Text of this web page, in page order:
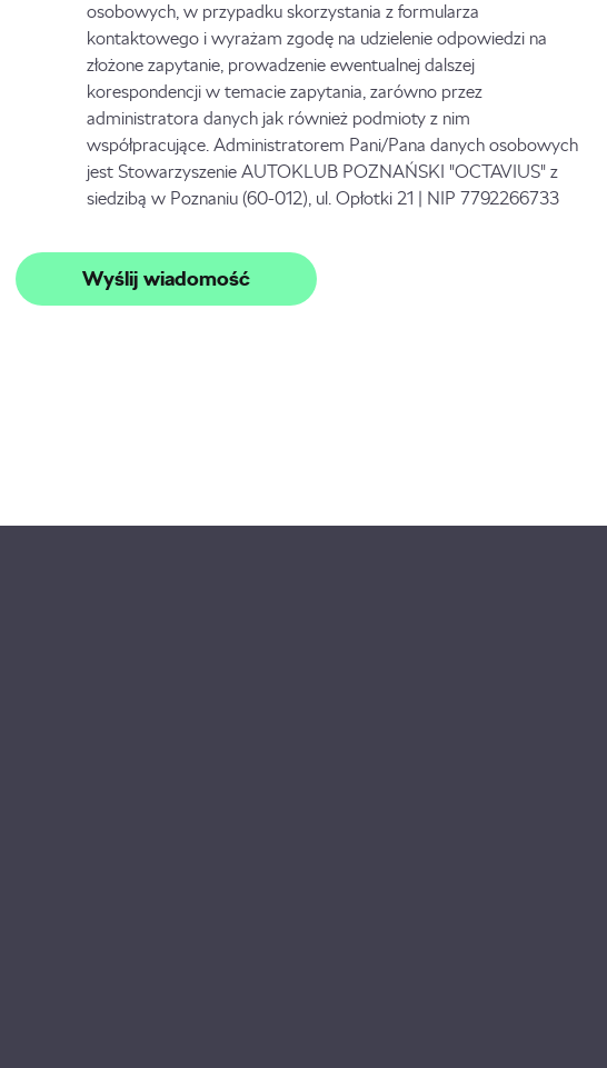
osobowych, w przypadku skorzystania z formularza
kontaktowego i wyrażam zgodę na udzielenie odpowiedzi na
złożone zapytanie, prowadzenie ewentualnej dalszej
korespondencji w temacie zapytania, zarówno przez
administratora danych jak również podmioty z nim
współpracujące. Administratorem Pani/Pana danych osobowych
jest Stowarzyszenie AUTOKLUB POZNAŃSKI "OCTAVIUS" z
siedzibą w Poznaniu (60-012), ul. Opłotki 21 | NIP 7792266733